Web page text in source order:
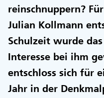
reinschnuppern?
Julian Kollmann
Schulzeit wurde
Interesse bei ihm
entschloss sich für
Jahr in der